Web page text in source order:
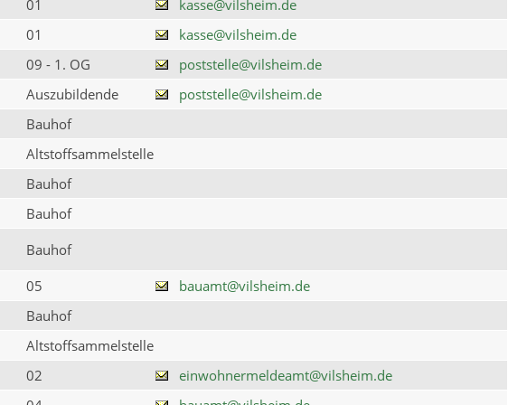
01
kasse@vilsheim.de
01
kasse@vilsheim.de
09 - 1. OG
poststelle@vilsheim.de
Auszubildende
poststelle@vilsheim.de
Bauhof
Altstoffsammelstelle
Bauhof
Bauhof
Bauhof
05
bauamt@vilsheim.de
Bauhof
Altstoffsammelstelle
02
einwohnermeldeamt@vilsheim.de